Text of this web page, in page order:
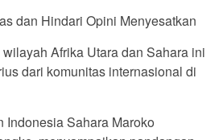
dan Hindari Opini Menyesatkan
Afrika Utara dan Sahara ini
dari komunitas internasional di
Indonesia Sahara Maroko